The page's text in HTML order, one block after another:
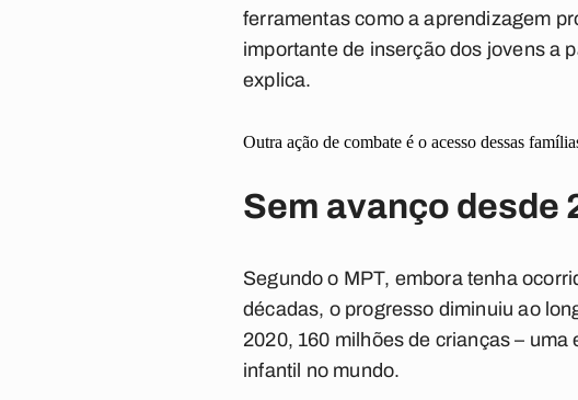
ferramentas como a aprendizagem
importante de inserção dos jovens a
explica.
Outra ação de combate é o acesso dessas
Sem avanço desde
Segundo o MPT, embora tenha
décadas, o progresso diminuiu ao
2020, 160 milhões de crianças –
infantil no mundo.